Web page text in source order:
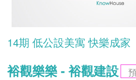
14期 低公設美寓 快樂成家
裕觀樂樂 - 裕觀建設